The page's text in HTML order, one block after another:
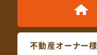
不動産オーナー様